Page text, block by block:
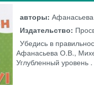
авторы:
Издательство:
Убедись в
Афанасьева О.В.,
Углубленный